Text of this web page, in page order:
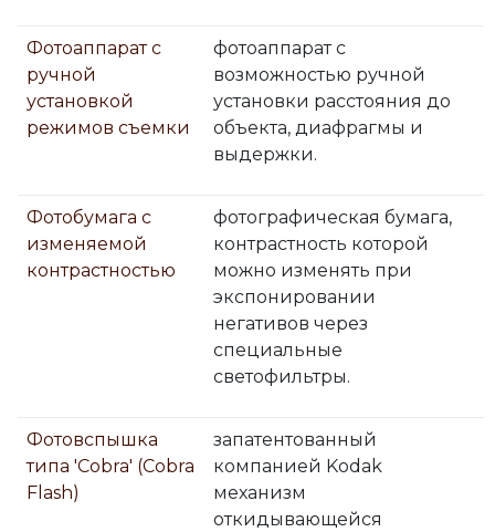
Фотоаппарат с
ручной
установкой
режимов съемки
фотоаппарат с
возможностью ручной
установки расстояния до
объекта, диафрагмы и
выдержки.
Фотобумага с
изменяемой
контрастностью
фотографическая бумага,
контрастность которой
можно изменять при
экспонировании
негативов через
специальные
светофильтры.
Фотовспышка
типа 'Cobra' (Cobra
Flash)
запатентованный
компанией Kodak
механизм
откидывающейся